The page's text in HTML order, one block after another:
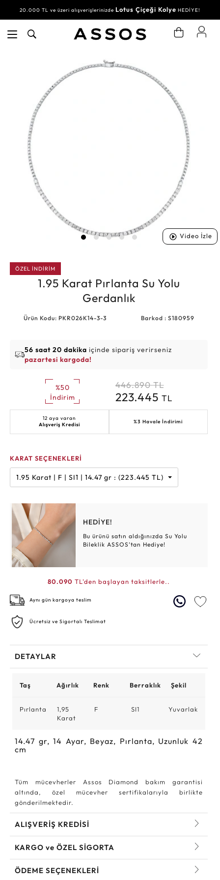
20.000 TL ve üzeri alışverişlerinizde Lotus Çiçeği Kolye HEDİYE!
Video İzle
ÖZEL İNDİRİM
1.95 Karat Pırlanta Su Yolu
Gerdanlık
Ürün Kodu: PKR026K14-3-3 Barkod : S180959
56 saat 20 dakika içinde sipariş verirseniz
pazartesi kargoda!
%50
İndirim
446.890 TL
223.445 TL
12 aya varan
Alışveriş Kredisi
%3 Havale İndirimi
KARAT SEÇENEKLERİ
1.95 Karat | F | SI1 | 14.47 gr : (223.445 TL)
HEDİYE!
Bu ürünü satın aldığınızda Su Yolu
Bileklik ASSOS’tan Hediye!
80.090 TL'den başlayan taksitlerle..
Aynı gün kargoya teslim
Ücretsiz ve Sigortalı Teslimat
DETAYLAR
Taş Ağırlık Renk Berraklık Şekil
Pırlanta
1,95
Karat
F SI1 Yuvarlak
14.47 gr,14 Ayar, Beyaz, Pırlanta, Uzunluk 42
cm
Tüm mücevherler Assos Diamond bakım garantisi
altında, özel mücevher sertifikalarıyla birlikte
gönderilmektedir.
ALIŞVERİŞ KREDİSİ
KARGO ve ÖZEL SİGORTA
ÖDEME SEÇENEKLERİ